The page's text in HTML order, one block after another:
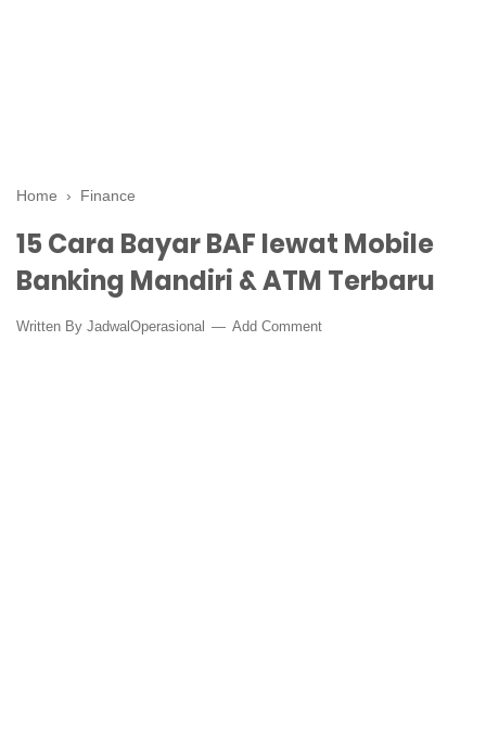
Home › Finance
15 Cara Bayar BAF lewat Mobile
Banking Mandiri & ATM Terbaru
Written By JadwalOperasional Add Comment